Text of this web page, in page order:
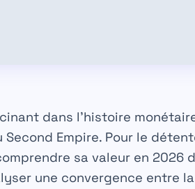
dans l’histoire
Empire. Pour le
sa valeur en 2026
une convergence entre